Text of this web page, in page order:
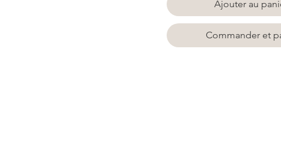
Ajouter au
Commander et